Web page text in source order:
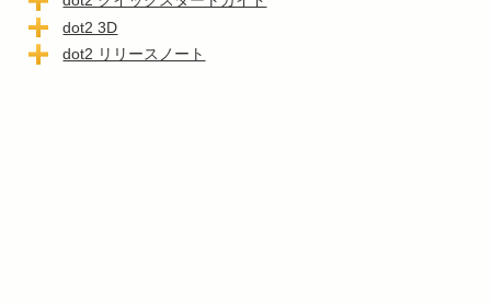
dot2 3D
dot2 リリースノート